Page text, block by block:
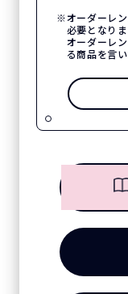
オーダーレ
必要となりま
オーダーレ
る商品を言い